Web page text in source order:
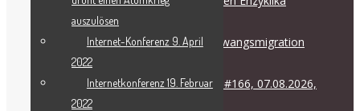
August 7, 2026
EIR-Krisenforum zur Krise der Zwangsmigration
August 7, 2026
Internationale Friedenskoalition #166, 07.08.2026,
17.00 Uhr
auszulösen
Internet-Konferenz 9. April
2022
Internetkonferenz 19. Februar
2022